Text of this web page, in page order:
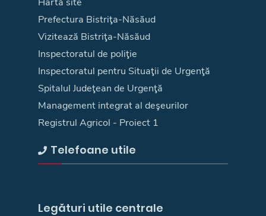
Prefectura Bistriţa-Năsăud
Vizitează Bistriţa-Năsăud
Inspectoratul de poliţie
Inspectoratul pentru Situaţii de Urgenţă
Spitalul Judeţean de Urgenţă
Management integrat al deşeurilor
Registrul Agricol - Proiect 1
Telefoane utile
Legături utile centrale